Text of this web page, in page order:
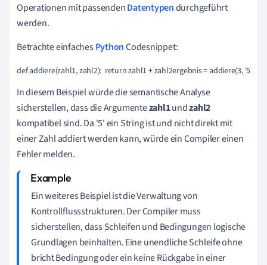
Operationen mit passendenDatentypendurchgeführt
werden.
Betrachte einfachesPythonCodesnippet:
def addiere(zahl1, zahl2):  return zahl1 + zahl2ergebnis = addiere(3, '5')
In diesem Beispiel würde die semantische Analyse
sicherstellen, dass die Argumentezahl1undzahl2
kompatibel sind. Da '5' ein String ist und nicht direkt mit
einer Zahl addiert werden kann, würde ein Compiler einen
Fehler melden.
Ein weiteres Beispiel ist die Verwaltung von
Kontrollflussstrukturen. Der Compiler muss
sicherstellen, dass Schleifen und Bedingungen logische
Grundlagen beinhalten. Eine unendliche Schleife ohne
bricht Bedingung oder ein keine Rückgabe in einer